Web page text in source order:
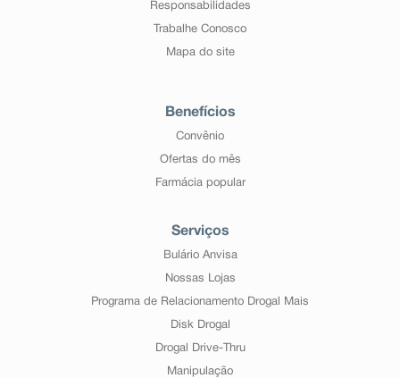
Responsabilidades
Trabalhe Conosco
Mapa do site
Benefícios
Convênio
Ofertas do mês
Farmácia popular
Serviços
Bulário Anvisa
Nossas Lojas
Programa de Relacionamento Drogal Mais
Disk Drogal
Drogal Drive-Thru
Manipulação